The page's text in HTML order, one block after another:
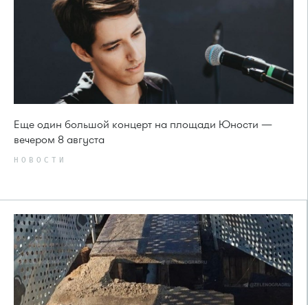
Еще один большой концерт на площади Юности —
вечером 8 августа
НОВОСТИ